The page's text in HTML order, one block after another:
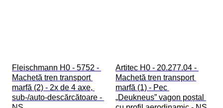
Fleischmann H0 - 5752 -
Machetă tren transport
marfă (2) - 2x de 4 axe,
sub-/auto-descărcătoare -
Artitec H0 - 20.277.04 -
Machetă tren transport
marfă (1) - Pec
„Deukneus” vagon poștal